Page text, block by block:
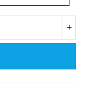
+